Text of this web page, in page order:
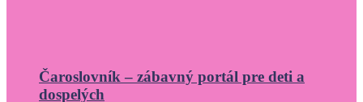
Čaroslovník – zábavný portál pre deti a
dospelých